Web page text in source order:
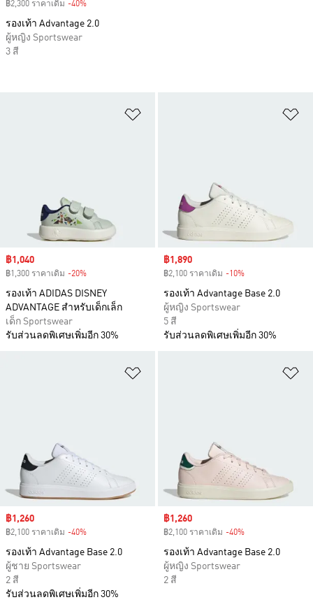
Sale price
฿1,040
฿1,300 ราคาเดิม -20%
รองเท้า ADIDAS DISNEY
ADVANTAGE สำหรับเด็กเล็ก
เด็ก Sportswear
รับส่วนลดพิเศษเพิ่มอีก 30%
Sale price
฿1,890
฿2,100 ราคาเดิม -10%
รองเท้า Advantage Base 2.0
ผู้หญิง Sportswear
5 สี
รับส่วนลดพิเศษเพิ่มอีก 30%
Sale price
฿1,260
฿2,100 ราคาเดิม -40%
รองเท้า Advantage Base 2.0
ผู้ชาย Sportswear
2 สี
รับส่วนลดพิเศษเพิ่มอีก 30%
Sale price
฿1,260
฿2,100 ราคาเดิม -40%
รองเท้า Advantage Base 2.0
ผู้หญิง Sportswear
2 สี
฿2,300 ราคาเดิม -40%
รองเท้า Advantage 2.0
ผู้หญิง Sportswear
3 สี